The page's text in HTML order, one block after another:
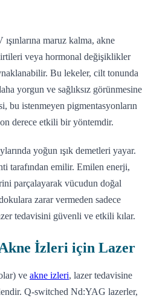
maruz kalma, akne
veya hormonal değişiklikler
Bu lekeler, cilt tonunda
yorgun ve sağlıksız görünmesine
bu istenmeyen pigmentasyonların
derece etkili bir yöntemdir.
yoğun ışık demetleri yayar.
tarafından emilir. Emilen enerji,
parçalayarak vücudun doğal
zarar vermeden sadece
tedavisini güvenli ve etkili kılar.
İzleri için Lazer
ve akne izleri, lazer tedavisine
Q-switched Nd:YAG lazerler,